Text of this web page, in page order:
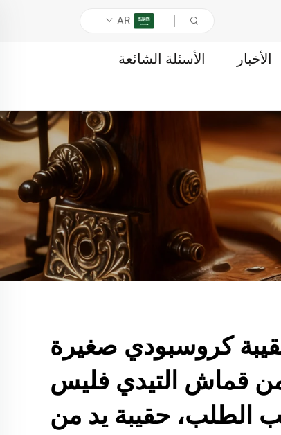
AR
الأخبار الأسئلة الشائعة
كروسبودي صغيرة
من قماش التيدي فليس
الطلب، حقيبة يد من